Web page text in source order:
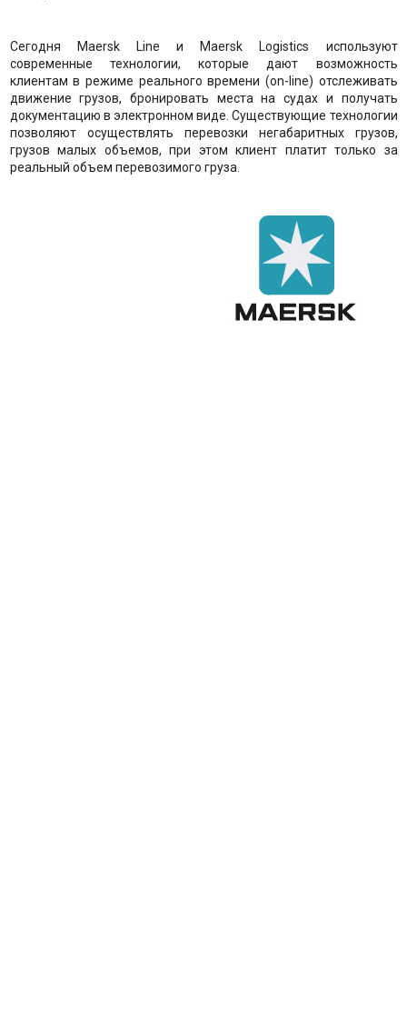
Сегодня Maersk Line и Maersk Logistics используют
современные технологии, которые дают возможность
клиентам в режиме реального времени (on-line) отслеживать
движение грузов, бронировать места на судах и получать
документацию в электронном виде. Существующие технологии
позволяют осуществлять перевозки негабаритных грузов,
грузов малых объемов, при этом клиент платит только за
реальный объем перевозимого груза.